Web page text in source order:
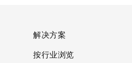
解决方案
按行业浏览